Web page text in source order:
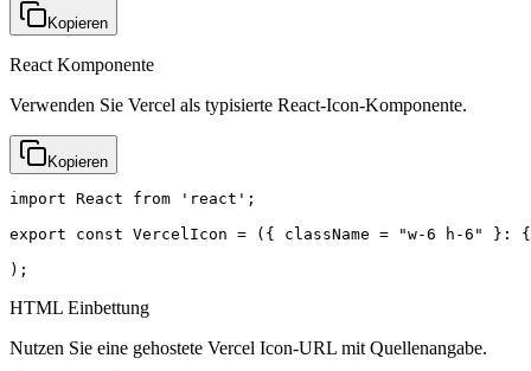
Kopieren
React Komponente
Verwenden Sie Vercel als typisierte React-Icon-Komponente.
Kopieren
import React from 'react';
export const VercelIcon = ({ className = "w-6 h-6" }:
);
HTML Einbettung
Nutzen Sie eine gehostete Vercel Icon-URL mit Quellenangabe.